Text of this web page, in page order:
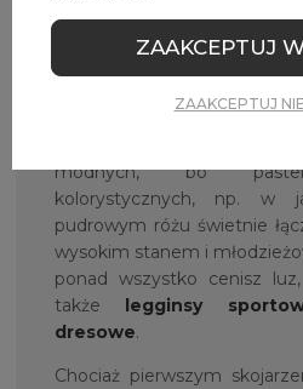
rozkloszowane
damskie w swobodnym
modnych, bo
kolorystycznych, np. w
pudrowym różu świetnie
wysokim stanem i
ponad wszystko cenisz
także
legginsy
dresowe.
Chociaż pierwszym
ZAAKCEPTUJ
ZAAKCEPTUJ